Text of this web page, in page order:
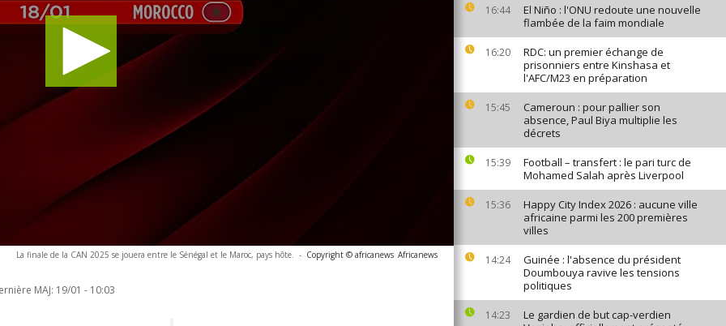
16:44
El Niño : l'ONU redoute une nouvelle
flambée de la faim mondiale
16:20
RDC: un premier échange de
prisonniers entre Kinshasa et
l'AFC/M23 en préparation
15:45
Cameroun : pour pallier son
absence, Paul Biya multiplie les
décrets
15:39
Football – transfert : le pari turc de
Mohamed Salah après Liverpool
15:36
Happy City Index 2026 : aucune ville
africaine parmi les 200 premières
villes
14:24
Guinée : l'absence du président
Doumbouya ravive les tensions
politiques
14:23
Le gardien de but cap-verdien
La finale de la CAN 2025 se jouera entre le Sénégal et le Maroc, pays hôte. - Copyright © africanews Africanews
MAJ: 19/01 - 10:03